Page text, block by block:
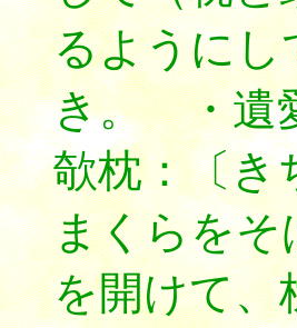
るようにし
き。 ・遺
欹枕：〔き
まくらをそ
を開けて、